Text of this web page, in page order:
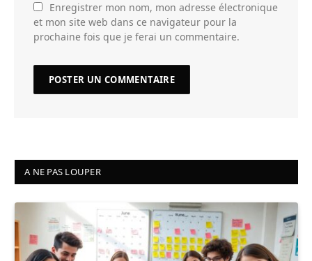
Enregistrer mon nom, mon adresse électronique
et mon site web dans ce navigateur pour la
prochaine fois que je ferai un commentaire.
A NE PAS LOUPER